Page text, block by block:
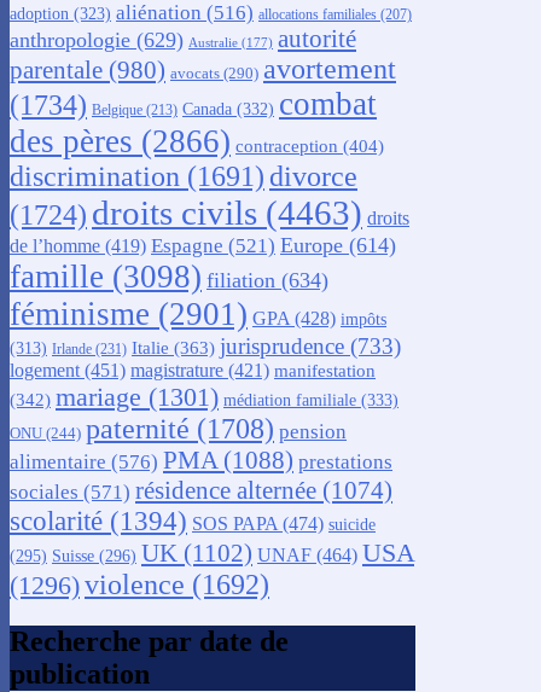
adoption (323) aliénation (516) allocations familiales (207)
anthropologie (629) Australie (177) autorité
parentale (980) avocats (290) avortement
(1734) Belgique (213) Canada (332) combat
des pères (2866) contraception (404)
discrimination (1691) divorce
(1724) droits civils (4463) droits
de l’homme (419) Espagne (521) Europe (614)
famille (3098) filiation (634)
féminisme (2901) GPA (428) impôts
(313) Irlande (231) Italie (363) jurisprudence (733)
logement (451) magistrature (421) manifestation
(342) mariage (1301) médiation familiale (333)
ONU (244) paternité (1708) pension
alimentaire (576) PMA(1088) prestations
sociales (571) résidence alternée (1074)
scolarité (1394) SOS PAPA(474) suicide
(295) Suisse (296) UK (1102) UNAF (464) USA
(1296)violence (1692)
Recherche par date de
publication